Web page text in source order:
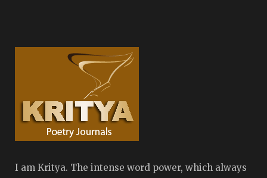
I am Kritya. The intense word power, which always